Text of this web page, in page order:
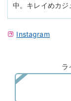
中。キレイめカジ
Instagram
ラ